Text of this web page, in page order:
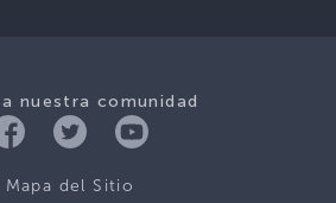
nuestra comunidad
Mapa del Sitio